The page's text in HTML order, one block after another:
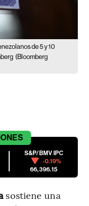
de 5 y 10
(Bloomberg
S&P/BMV IPC
-0.19%
66,396.15
sostiene una